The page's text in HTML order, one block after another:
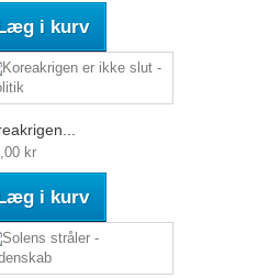
i kurv
kr
i kurv